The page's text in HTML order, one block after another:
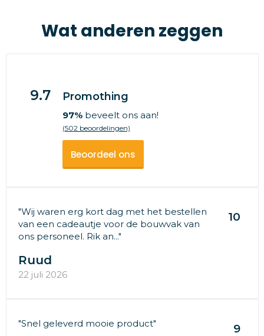
Wat anderen zeggen
9.7 Promothing
97%beveelt ons aan!
(502 beoordelingen)
Beoordeel ons
"Wij waren erg kort dag met het bestellen
van een cadeautje voor de bouwvak van
ons personeel. Rik an..."
10
Ruud
22 juli 2026
"Snel geleverd mooie product" 9